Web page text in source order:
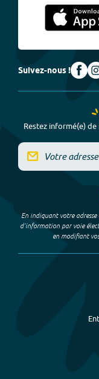
Suivez-nous !
Restez informé(e)
En indiquant votre
d’information par voie
en modifiant